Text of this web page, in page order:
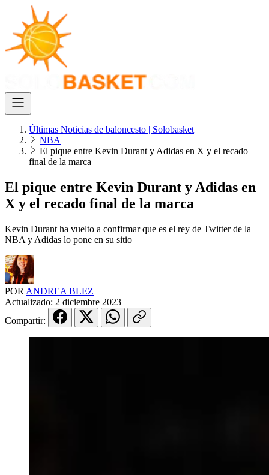
Últimas Noticias de baloncesto | Solobasket
NBA
El pique entre Kevin Durant y Adidas en X y el recado
final de la marca
El pique entre Kevin Durant y Adidas en
X y el recado final de la marca
Kevin Durant ha vuelto a confirmar que es el rey de Twitter de la
NBA y Adidas lo pone en su sitio
POR ANDREA BLEZ
Actualizado: 2 diciembre 2023
Compartir: